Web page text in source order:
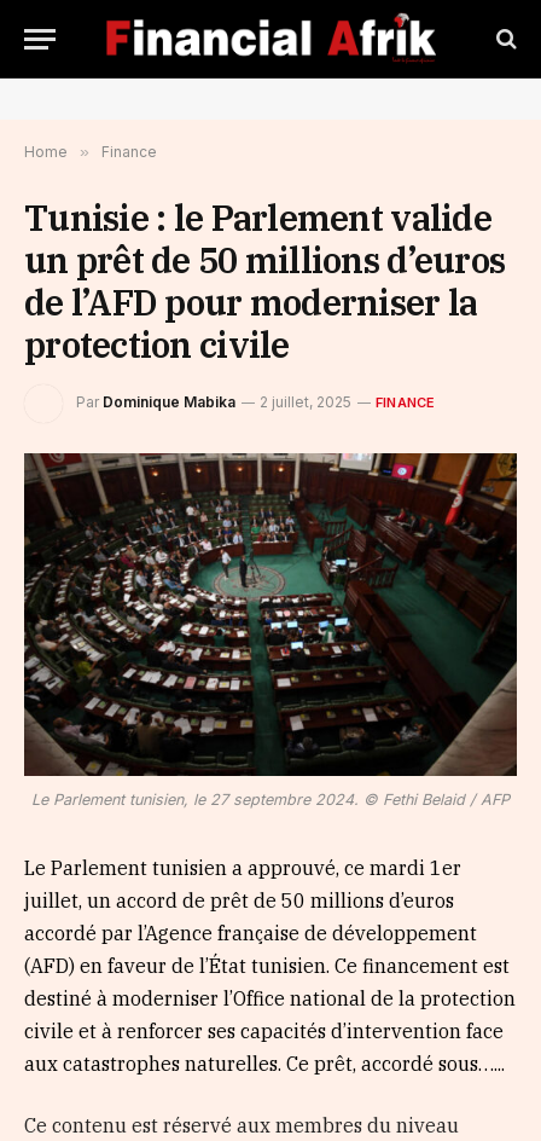
Home » Finance
Tunisie : le Parlement valide
un prêt de 50 millions d’euros
de l’AFD pour moderniser la
protection civile
Par Dominique Mabika 2 juillet, 2025 FINANCE
Le Parlement tunisien, le 27 septembre 2024. © Fethi Belaid / AFP
Le Parlement tunisien a approuvé, ce mardi 1er
juillet, un accord de prêt de 50 millions d’euros
accordé par l’Agence française de développement
(AFD) en faveur de l’État tunisien. Ce financement est
destiné à moderniser l’Office national de la protection
civile et à renforcer ses capacités d’intervention face
aux catastrophes naturelles. Ce prêt, accordé sous…...
Ce contenu est réservé aux membres du niveau